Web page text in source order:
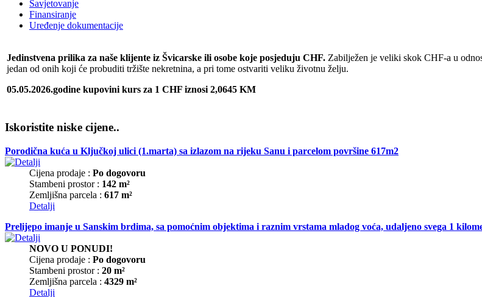
Savjetovanje
Finansiranje
Uređenje dokumentacije
Jedinstvena prilika za naše klijente iz Švicarske ili osobe koje posjeduju CHF. Zabilježen je veliki skok CHF-a u
jedan od onih koji će probuditi tržište nekretnina, a pri tome ostvariti veliku životnu želju.
05.05.2026.godine kupovini kurs za 1 CHF iznosi 2,0645 KM
Iskoristite niske cijene..
Porodična kuća u Ključkoj ulici (1.marta) sa izlazom na rijeku Sanu i parcelom površine 617m2
Cijena prodaje : Po dogovoru
Stambeni prostor : 142 m²
Zemljišna parcela : 617 m²
Detalji
Prelijepo imanje u Sanskim brdima, sa pomoćnim objektima i raznim vrstama mladog voća, udaljeno svega 1
NOVO U PONUDI!
Cijena prodaje : Po dogovoru
Stambeni prostor : 20 m²
Zemljišna parcela : 4329 m²
Detalji